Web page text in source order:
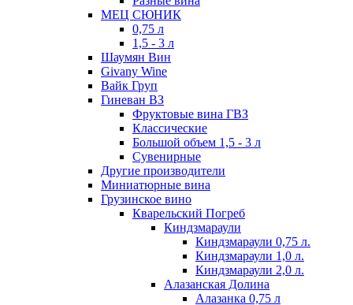
МЕЦ СЮНИК
0,75 л
1,5 - 3 л
Шаумян Вин
Givany Wine
Вайк Груп
Гиневан ВЗ
Фруктовые вина ГВЗ
Классические
Большой объем 1,5 - 3 л
Сувенирные
Другие производители
Миниатюрные вина
Грузинское вино
Кварельский Погреб
Киндзмараули
Киндзмараули 0,75 л.
Киндзмараули 1,0 л.
Киндзмараули 2,0 л.
Алазанская Долина
Алазанка 0,75 л